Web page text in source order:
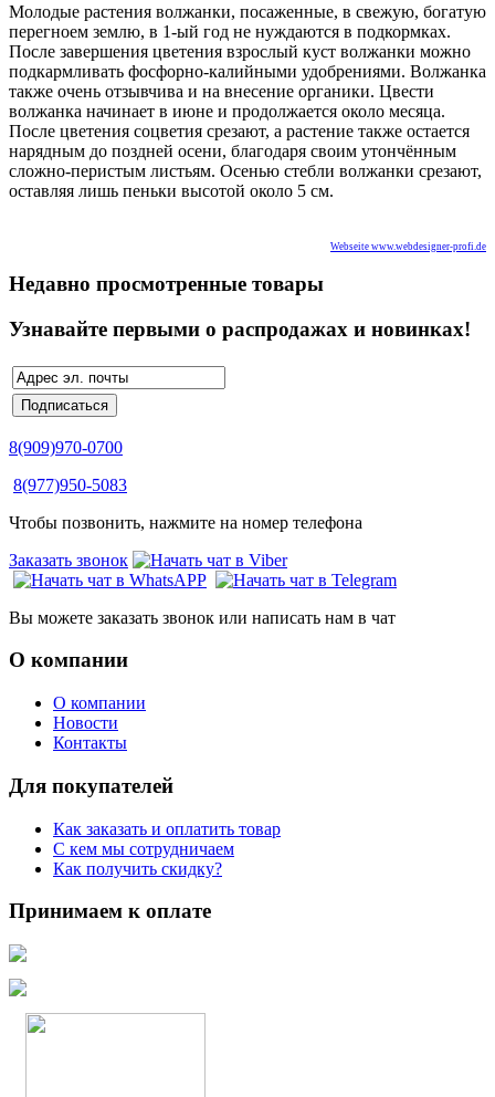
Молодые растения волжанки, посаженные, в свежую, богатую
перегноем землю, в 1-ый год не нуждаются в подкормках.
После завершения цветения взрослый куст волжанки можно
подкармливать фосфорно-калийными удобрениями. Волжанка
также очень отзывчива и на внесение органики. Цвести
волжанка начинает в июне и продолжается около месяца.
После цветения соцветия срезают, а растение также остается
нарядным до поздней осени, благодаря своим утончённым
сложно-перистым листьям. Осенью стебли волжанки срезают,
оставляя лишь пеньки высотой около 5 см.
Webseite www.webdesigner-profi.de
Недавно просмотренные товары
Узнавайте первыми о распродажах и новинках!
8(909)970-0700
8(977)950-5083
Чтобы позвонить, нажмите на номер телефона
Заказать звонок
Вы можете заказать звонок или написать нам в чат
О компании
О компании
Новости
Контакты
Для покупателей
Как заказать и оплатить товар
С кем мы сотрудничаем
Как получить скидку?
Принимаем к оплате